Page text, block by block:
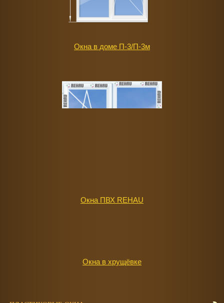
Окна в доме П-3/П-3м
Окна ПВХ REHAU
Окна в хрущёвке